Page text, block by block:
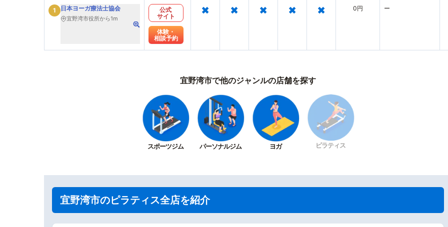
1 日本ヨーガ療法士協会
宜野湾市役所から1m
公式
サイト
体験・
相談予約
× × × × × 0円 ー
宜野湾市で他のジャンルの店舗を探す
スポーツジム パーソナルジム ヨガ ピラティス
宜野湾市のピラティス全店を紹介